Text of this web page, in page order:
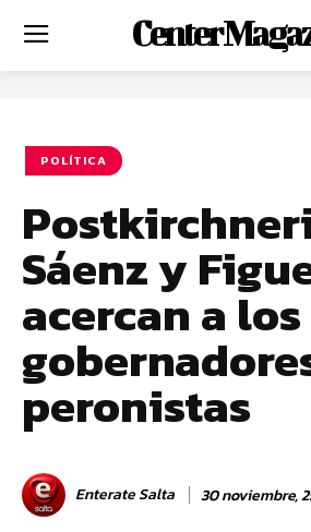
Center
POLÍTICA
Sáenz y
acercan a los
peronistas
Enterate Salta 30 noviembre,